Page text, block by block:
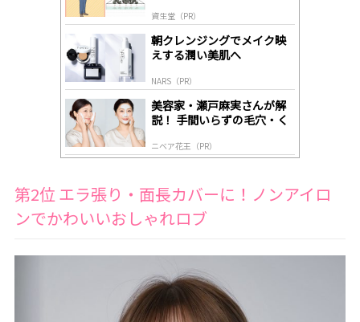
資生堂（PR）
朝クレンジングでメイク映
えする潤い美肌へ
NARS（PR）
美容家・瀬戸麻実さんが解
説！ 手間いらずの毛穴・く
ニベア花王（PR）
第2位 エラ張り・面長カバーに！ノンアイロ
ンでかわいいおしゃれロブ